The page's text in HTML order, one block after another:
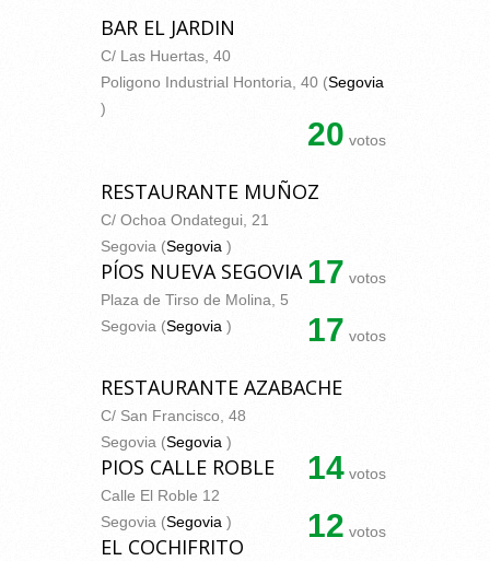
BAR EL JARDIN
C/ Las Huertas, 40
Poligono Industrial Hontoria, 40 (Segovia
)
20 votos
RESTAURANTE MUÑOZ
C/ Ochoa Ondategui, 21
Segovia (Segovia )
17 votos
PÍOS NUEVA SEGOVIA
Plaza de Tirso de Molina, 5
Segovia (Segovia ) 17 votos
RESTAURANTE AZABACHE
C/ San Francisco, 48
Segovia (Segovia )
14 votos
PIOS CALLE ROBLE
Calle El Roble 12
Segovia (Segovia ) 12 votos
EL COCHIFRITO